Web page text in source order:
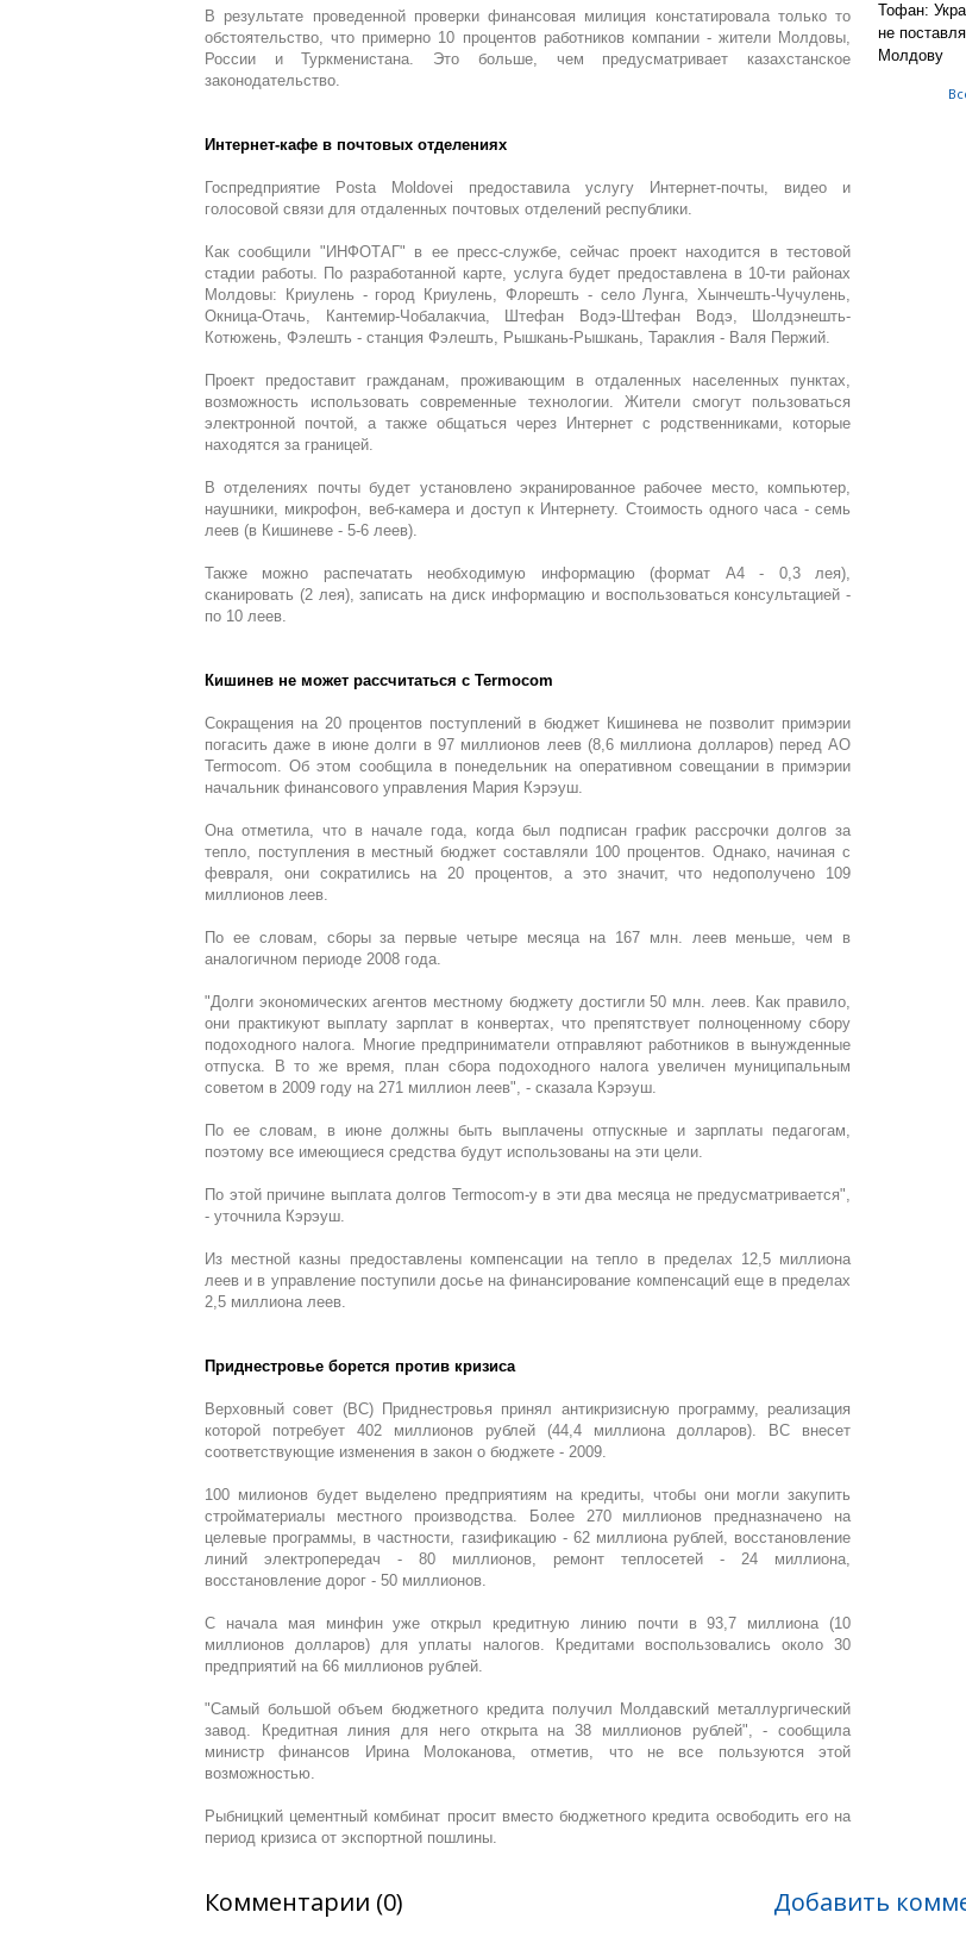
В результате проведенной проверки финансовая милиция констатировала только то
обстоятельство, что примерно 10 процентов работников компании - жители Молдовы,
России и Туркменистана. Это больше, чем предусматривает казахстанское
законодательство.
Интернет-кафе в почтовых отделениях
Госпредприятие Posta Moldovei предоставила услугу Интернет-почты, видео и
голосовой связи для отдаленных почтовых отделений республики.
Как сообщили "ИНФОТАГ" в ее пресс-службе, сейчас проект находится в тестовой
стадии работы. По разработанной карте, услуга будет предоставлена в 10-ти районах
Молдовы: Криулень - город Криулень, Флорешть - село Лунга, Хынчешть-Чучулень,
Окница-Отачь, Кантемир-Чобалакчиа, Штефан Водэ-Штефан Водэ, Шолдэнешть-
Котюжень, Фэлешть - станция Фэлешть, Рышкань-Рышкань, Тараклия - Валя Пержий.
Проект предоставит гражданам, проживающим в отдаленных населенных пунктах,
возможность использовать современные технологии. Жители смогут пользоваться
электронной почтой, а также общаться через Интернет с родственниками, которые
находятся за границей.
В отделениях почты будет установлено экранированное рабочее место, компьютер,
наушники, микрофон, веб-камера и доступ к Интернету. Стоимость одного часа - семь
леев (в Кишиневе - 5-6 леев).
Также можно распечатать необходимую информацию (формат А4 - 0,3 лея),
сканировать (2 лея), записать на диск информацию и воспользоваться консультацией -
по 10 леев.
Кишинев не может рассчитаться с Termocom
Сокращения на 20 процентов поступлений в бюджет Кишинева не позволит примэрии
погасить даже в июне долги в 97 миллионов леев (8,6 миллиона долларов) перед АО
Termocom. Об этом сообщила в понедельник на оперативном совещании в примэрии
начальник финансового управления Мария Кэрэуш.
Она отметила, что в начале года, когда был подписан график рассрочки долгов за
тепло, поступления в местный бюджет составляли 100 процентов. Однако, начиная с
февраля, они сократились на 20 процентов, а это значит, что недополучено 109
миллионов леев.
По ее словам, сборы за первые четыре месяца на 167 млн. леев меньше, чем в
аналогичном периоде 2008 года.
"Долги экономических агентов местному бюджету достигли 50 млн. леев. Как правило,
они практикуют выплату зарплат в конвертах, что препятствует полноценному сбору
подоходного налога. Многие предприниматели отправляют работников в вынужденные
отпуска. В то же время, план сбора подоходного налога увеличен муниципальным
советом в 2009 году на 271 миллион леев", - сказала Кэрэуш.
По ее словам, в июне должны быть выплачены отпускные и зарплаты педагогам,
поэтому все имеющиеся средства будут использованы на эти цели.
По этой причине выплата долгов Termocom-у в эти два месяца не предусматривается",
- уточнила Кэрэуш.
Из местной казны предоставлены компенсации на тепло в пределах 12,5 миллиона
леев и в управление поступили досье на финансирование компенсаций еще в пределах
2,5 миллиона леев.
Приднестровье борется против кризиса
Верховный совет (ВС) Приднестровья принял антикризисную программу, реализация
которой потребует 402 миллионов рублей (44,4 миллиона долларов). ВС внесет
соответствующие изменения в закон о бюджете - 2009.
100 милионов будет выделено предприятиям на кредиты, чтобы они могли закупить
стройматериалы местного производства. Более 270 миллионов предназначено на
целевые программы, в частности, газификацию - 62 миллиона рублей, восстановление
линий электропередач - 80 миллионов, ремонт теплосетей - 24 миллиона,
восстановление дорог - 50 миллионов.
С начала мая минфин уже открыл кредитную линию почти в 93,7 миллиона (10
миллионов долларов) для уплаты налогов. Кредитами воспользовались около 30
предприятий на 66 миллионов рублей.
"Самый большой объем бюджетного кредита получил Молдавский металлургический
завод. Кредитная линия для него открыта на 38 миллионов рублей", - сообщила
министр финансов Ирина Молоканова, отметив, что не все пользуются этой
возможностью.
Рыбницкий цементный комбинат просит вместо бюджетного кредита освободить его на
период кризиса от экспортной пошлины.
Тофан:
не
Молдову
Комментарии (0) Добавить